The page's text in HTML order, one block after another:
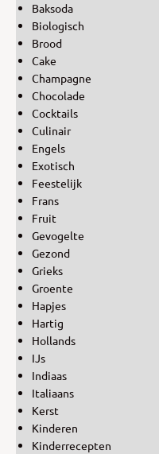
Baksoda
Biologisch
Brood
Cake
Champagne
Chocolade
Cocktails
Culinair
Engels
Exotisch
Feestelijk
Frans
Fruit
Gevogelte
Gezond
Grieks
Groente
Hapjes
Hartig
Hollands
IJs
Indiaas
Italiaans
Kerst
Kinderen
Kinderrecepten